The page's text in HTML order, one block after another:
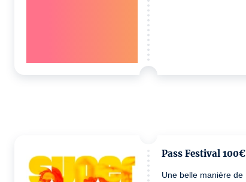
Pass Festival 100€
Une belle manière de